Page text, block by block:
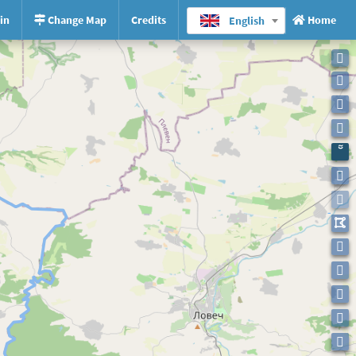
Change Map Credits English Home











